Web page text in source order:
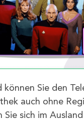
können Sie den
auch ohne
Sie sich im